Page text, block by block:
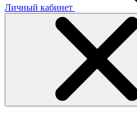
Личный кабинет